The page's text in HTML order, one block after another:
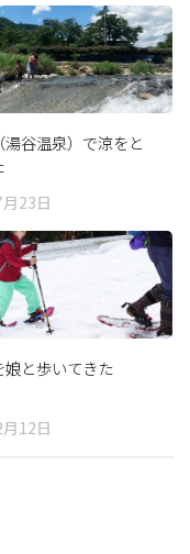
湯谷温泉）で涼をと
23日
娘と歩いてきた
12日